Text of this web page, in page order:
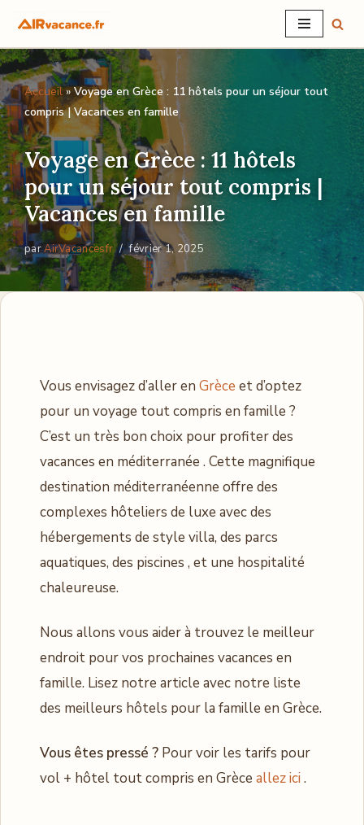
Aller
au
contenu
Accueil»Voyage en Grèce : 11 hôtels pour un séjour tout
compris | Vacances en famille
Voyage en Grèce : 11 hôtels
pour un séjour tout compris |
Vacances en famille
parAirVacancesfr février 1, 2025
Vous envisagez d’aller en Grèce et d’optez
pour un voyage tout compris en famille ?
C’est un très bon choix pour profiter des
vacances en méditerranée . Cette magnifique
destination méditerranéenne offre des
complexes hôteliers de luxe avec des
hébergements de style villa, des parcs
aquatiques, des piscines , et une hospitalité
chaleureuse.
Nous allons vous aider à trouvez le meilleur
endroit pour vos prochaines vacances en
famille. Lisez notre article avec notre liste
des meilleurs hôtels pour la famille en Grèce.
Vous êtes pressé ? Pour voir les tarifs pour
vol + hôtel tout compris en Grèce allez ici .